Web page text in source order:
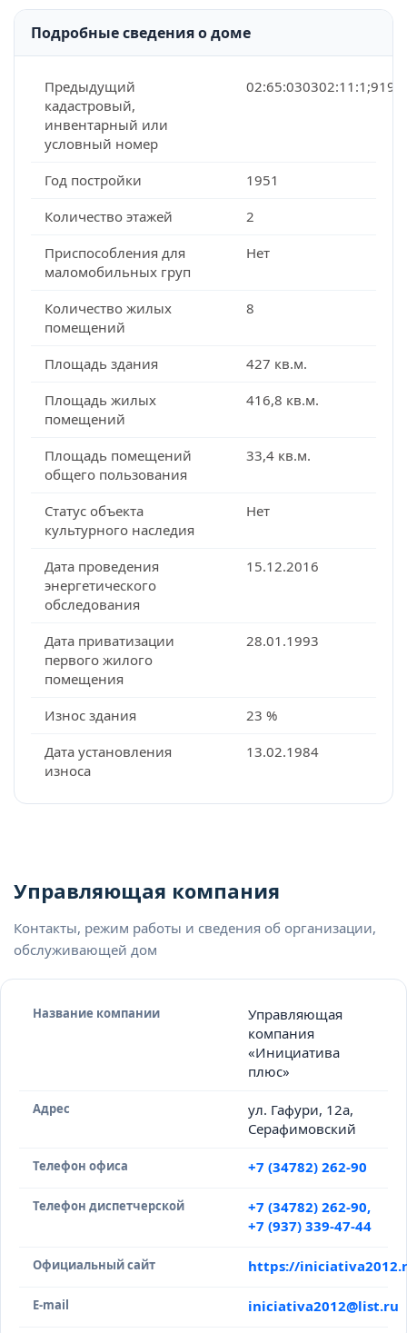
Подробные сведения о доме
Предыдущий
кадастровый,
инвентарный или
условный номер
02:65:030302:11:1;9197
Год постройки
1951
Количество этажей
2
Приспособления для
маломобильных груп
Нет
Количество жилых
помещений
8
Площадь здания
427 кв.м.
Площадь жилых
помещений
416,8 кв.м.
Площадь помещений
общего пользования
33,4 кв.м.
Статус объекта
культурного наследия
Нет
Дата проведения
энергетического
обследования
15.12.2016
Дата приватизации
первого жилого
помещения
28.01.1993
Износ здания
23 %
Дата установления
износа
13.02.1984
Управляющая компания
Контакты, режим работы и сведения об организации,
обслуживающей дом
Название компании
Управляющая
компания
«Инициатива
плюс»
Адрес
ул. Гафури, 12а,
Серафимовский
Телефон офиса +7 (34782) 262-90
Телефон диспетчерской
+7 (34782) 262-90,
+7 (937) 339-47-44
Официальный сайт https://
E-mail iniciativa2012@list.ru